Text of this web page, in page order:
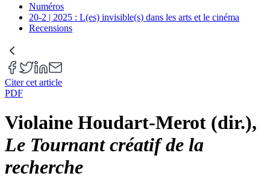
Numéros
20-2 | 2025 : L(es) invisible(s) dans les arts et le cinéma
Recensions
Citer cet article
PDF
Violaine Houdart-Merot (dir.),
Le Tournant créatif de la
recherche